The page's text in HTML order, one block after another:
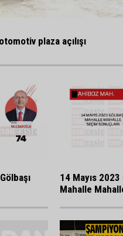
plaza açılışı
14 Mayıs
Mahalle